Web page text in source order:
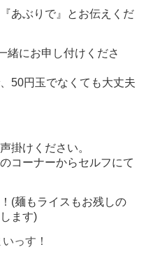
あぶりで』とお伝えくだ
緒にお申し付けくださ
50円玉でなくても大丈夫
掛けください。
コーナーからセルフにて
(麺もライスもお残しの
ます)
っす！